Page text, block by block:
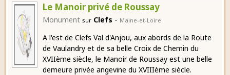
Le Manoir privé de Roussay
Monument sur Clefs - Maine-et-Loire
A l'est de Clefs Val d'Anjou, aux abords de la Route
de Vaulandry et de sa belle Croix de Chemin du
XVIIème siècle, le Manoir de Roussay est une belle
demeure privée angevine du XVIIIème siècle.